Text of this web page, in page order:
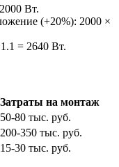
Вт.
(+20%): 2000 ×
= 2640 Вт.
Затраты на монтаж
50-80 тыс. руб.
200-350 тыс. руб.
15-30 тыс. руб.